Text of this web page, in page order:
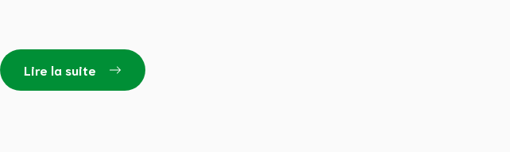
Lire la suite